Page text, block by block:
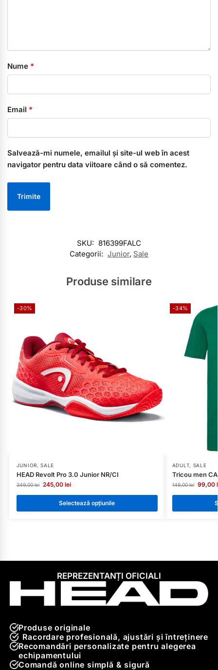
Nume *
Email *
Salvează-mi numele, emailul și site-ul web în acest
navigator pentru data viitoare când o să comentez.
SKU: 816399FALC
Categorii: Junior, Sale
Produse similare
-30%
JUNIOR,SALE
HEAD Revolt Pro 3.0 Junior NR/CI
349,00lei 245,00 lei
Selectează opțiunile
-34%
ADULT, SALE
Tricou men
149,00lei 99,00
REPREZENTANȚI OFICIALI
Produse originale
Racordare profesională, ajustări și întreținere
Recomandări personalizate pentru alegerea
echipamentului
Comandă online simplă & sigură